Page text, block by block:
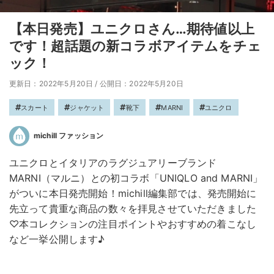
【本日発売】ユニクロさん…期待値以上
です！超話題の新コラボアイテムをチェ
ック！
更新日：2022年5月20日 / 公開日：2022年5月20日
スカート ジャケット 靴下 MARNI ユニクロ
michill ファッション
ユニクロとイタリアのラグジュアリーブランド
MARNI（マルニ）との初コラボ「UNIQLO and MARNI」
がついに本日発売開始！michill編集部では、発売開始に
先立って貴重な商品の数々を拝見させていただきました
♡本コレクションの注目ポイントやおすすめの着こなし
など一挙公開します♪